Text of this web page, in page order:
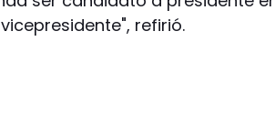
refirió.